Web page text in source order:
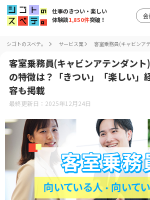
仕事のきつい・楽しい
体験談1,850件突破！
会
シゴトのスベテ。 サービス業 客室乗務員(キャビンア
客室乗務員(キャビンアテンダン
の特徴は？「きつい」「楽しい」
容も掲載
最終更新日：2025年12月24日